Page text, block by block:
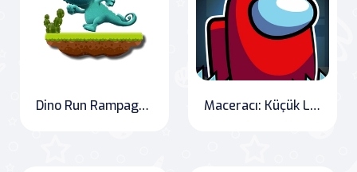
Dino Run Rampage: Journey to the Prehistoric Maceracı: Küçük Labirentler